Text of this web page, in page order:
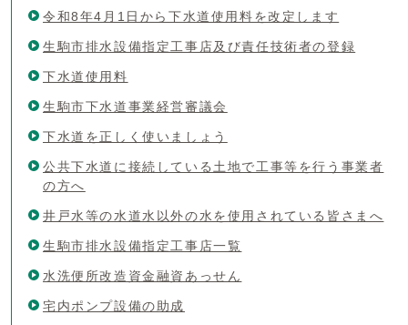
令和8年4月1日から下水道使用料を改定します
生駒市排水設備指定工事店及び責任技術者の登録
下水道使用料
生駒市下水道事業経営審議会
下水道を正しく使いましょう
公共下水道に接続している土地で工事等を行う事業者
の方へ
井戸水等の水道水以外の水を使用されている皆さまへ
生駒市排水設備指定工事店一覧
水洗便所改造資金融資あっせん
宅内ポンプ設備の助成